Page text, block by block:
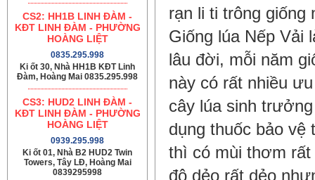
CS2: HH1B LINH ĐÀM -
KĐT LINH ĐÀM - PHƯỜNG
HOÀNG LIỆT
0835.295.998
Ki ốt 30, Nhà HH1B KĐT Linh
Đàm, Hoàng Mai 0835.295.998
CS3: HUD2 LINH ĐÀM -
KĐT LINH ĐÀM - PHƯỜNG
HOÀNG LIỆT
0939.295.998
Ki ốt 01, Nhà B2 HUD2 Twin
Towers, Tây LĐ, Hoàng Mai
0839295998
rạn li ti trông giống
Giống lúa Nếp Vải
lâu đời, mỗi năm
này có rất nhiều
cây lúa sinh
dụng thuốc bảo vệ
thì có mùi thơm
độ dẻo rất dẻo